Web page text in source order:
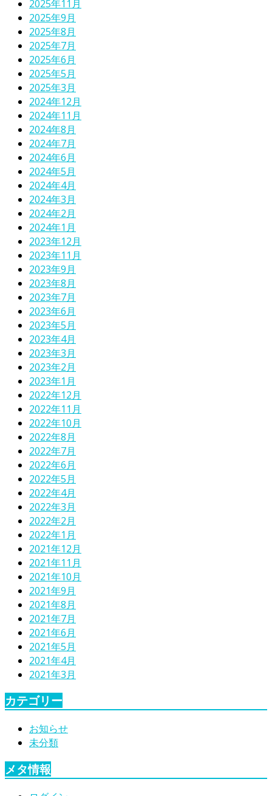
2025年11月
2025年9月
2025年8月
2025年7月
2025年6月
2025年5月
2025年3月
2024年12月
2024年11月
2024年8月
2024年7月
2024年6月
2024年5月
2024年4月
2024年3月
2024年2月
2024年1月
2023年12月
2023年11月
2023年9月
2023年8月
2023年7月
2023年6月
2023年5月
2023年4月
2023年3月
2023年2月
2023年1月
2022年12月
2022年11月
2022年10月
2022年8月
2022年7月
2022年6月
2022年5月
2022年4月
2022年3月
2022年2月
2022年1月
2021年12月
2021年11月
2021年10月
2021年9月
2021年8月
2021年7月
2021年6月
2021年5月
2021年4月
2021年3月
カテゴリー
お知らせ
未分類
メタ情報